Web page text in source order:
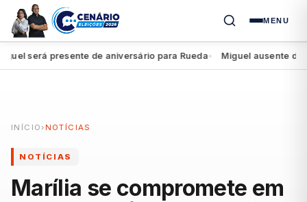
MENU
será presente de aniversário para Rueda● Miguel ausente do
INÍCIO › NOTÍCIAS
NOTÍCIAS
Marília se compromete em